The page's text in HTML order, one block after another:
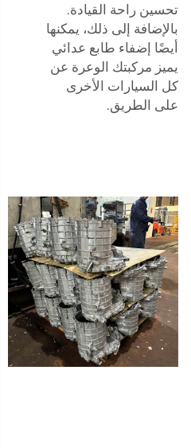
تحسين راحة القيادة.
بالإضافة إلى ذلك، يمكنها
أيضًا إضفاء طابع عدائي
يميز مركبتك الوعرة عن
كل السيارات الأخرى
على الطريق.